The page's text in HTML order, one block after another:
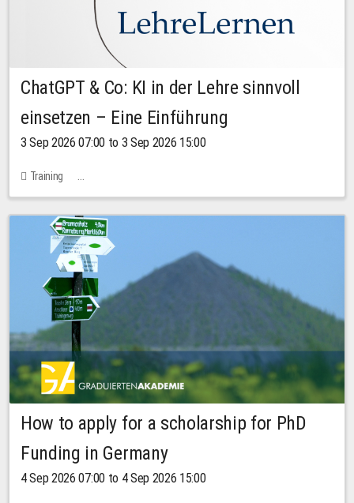
ChatGPT & Co: KI in der Lehre sinnvoll
einsetzen – Eine Einführung
3 Sep 2026 07:00 to 3 Sep 2026 15:00
Training
Bachstraße 18k - SR 102 (Seminarraum Servicestelle LehreLernen)
How to apply for a scholarship for PhD
Funding in Germany
4 Sep 2026 07:00 to 4 Sep 2026 15:00